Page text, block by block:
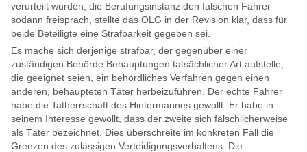
verurteilt wurden, die Berufungsinstanz den falschen Fahrer
sodann freisprach, stellte das OLG in der Revision klar, dass für
beide Beteiligte eine Strafbarkeit gegeben sei.
Es mache sich derjenige strafbar, der gegenüber einer
zuständigen Behörde Behauptungen tatsächlicher Art aufstelle,
die geeignet seien, ein behördliches Verfahren gegen einen
anderen, behaupteten Täter herbeizuführen. Der echte Fahrer
habe die Tatherrschaft des Hintermannes gewollt. Er habe in
seinem Interesse gewollt, dass der zweite sich fälschlicherweise
als Täter bezeichnet. Dies überschreite im konkreten Fall die
Grenzen des zulässigen Verteidigungsverhaltens. Die